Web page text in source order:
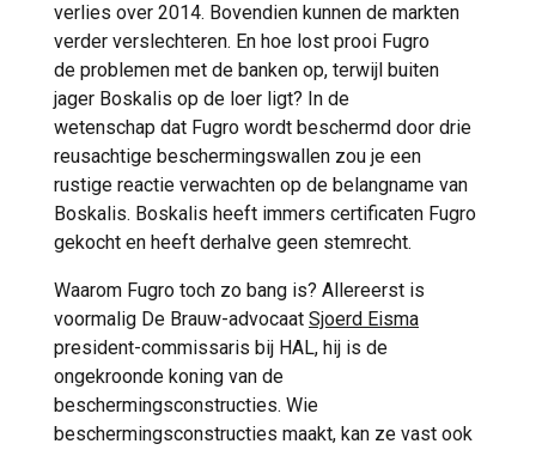
verlies over 2014. Bovendien kunnen de markten
verder verslechteren. En hoe lost prooi Fugro
de problemen met de banken op, terwijl buiten
jager Boskalis op de loer ligt? In de
wetenschap dat Fugro wordt beschermd door drie
reusachtige beschermingswallen zou je een
rustige reactie verwachten op de belangname van
Boskalis. Boskalis heeft immers certificaten Fugro
gekocht en heeft derhalve geen stemrecht.
Waarom Fugro toch zo bang is? Allereerst is
voormalig De Brauw-advocaat Sjoerd Eisma
president-commissaris bij HAL, hij is de
ongekroonde koning van de
beschermingsconstructies. Wie
beschermingsconstructies maakt, kan ze vast ook